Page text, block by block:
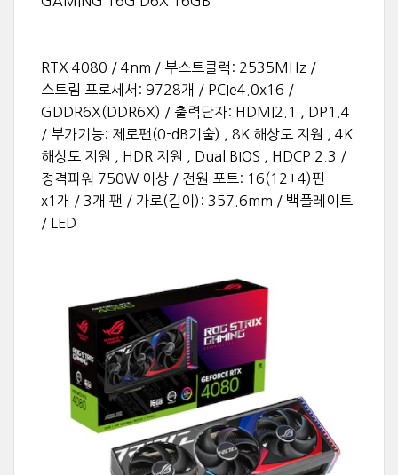
RTX 4080 / 4nm / 부스트클럭: 2535MHz /
스트림 프로세서: 9728개 / PCIe4.0x16 /
GDDR6X(DDR6X) / 출력단자: HDMI2.1 , DP1.4
/ 부가기능: 제로팬(0-dB기술) , 8K 해상도 지원 , 4K
해상도 지원 , HDR 지원 , Dual BIOS , HDCP 2.3 /
정격파워 750W 이상 / 전원 포트: 16(12+4)핀
x1개 / 3개 팬 / 가로(길이): 357.6mm / 백플레이트
/ LED